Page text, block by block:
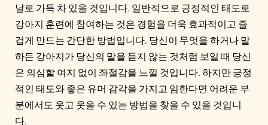
날로 가득 차 있을 것입니다. 일반적으로 긍정적인 태도로
강아지 훈련에 참여하는 것은 경험을 더욱 효과적이고 즐
겁게 만드는 간단한 방법입니다. 당신이 무엇을 하거나 말
하든 강아지가 당신의 말을 듣지 않는 것처럼 보일 때 당신
은 의심할 여지 없이 좌절감을 느낄 것입니다. 하지만 긍정
적인 태도와 좋은 유머 감각을 가지고 임한다면 어려운 부
분에서도 웃고 웃을 수 있는 방법을 찾을 수 있을 것입니
다.